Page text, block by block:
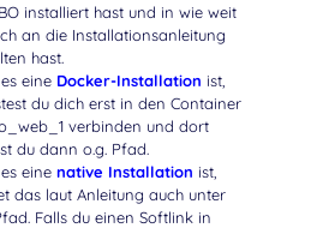
installiert hast und in wie weit
an die Installationsanleitung
hast.
eine Docker-Installation ist,
du dich erst in den Container
verbinden und dort
du dann o.g. Pfad.
eine native Installation ist,
das laut Anleitung auch unter
Falls du einen Softlink in